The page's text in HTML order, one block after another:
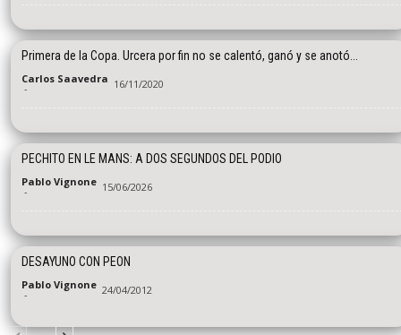
Primera de la Copa. Urcera por fin no se calentó, ganó y se anotó...
Carlos Saavedra
- 16/11/2020
PECHITO EN LE MANS: A DOS SEGUNDOS DEL PODIO
Pablo Vignone
- 15/06/2026
DESAYUNO CON PEON
Pablo Vignone
- 24/04/2012